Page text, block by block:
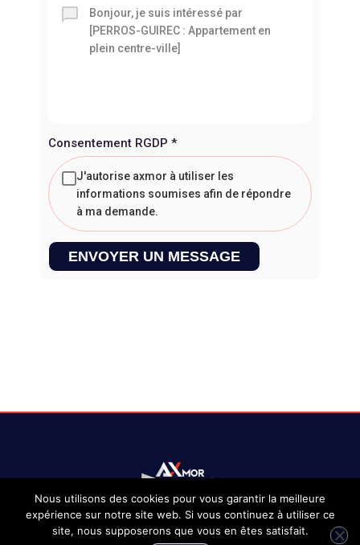
Consentement RGDP *
J'autorise axmor à utiliser les
informations soumises afin de répondre
à ma demande.
ENVOYER UN MESSAGE
Nous utilisons des cookies pour vous garantir la meilleure
expérience sur notre site web. Si vous continuez à utiliser ce
site, nous supposerons que vous en êtes satisfait.